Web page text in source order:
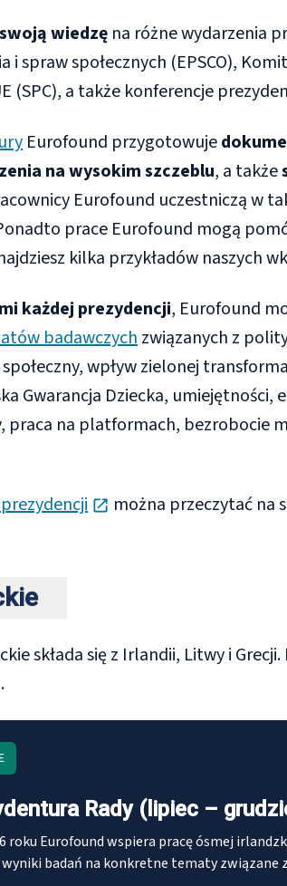
swoją wiedzę na różne wydarzenia
spraw społecznych (EPSCO),
(SPC), a także konferencje
Eurofound przygotowuje
na wysokim szczeblu, a także
Eurofound uczestniczą w
prace Eurofound mogą
kilka przykładów naszych
każdej prezydencji, Eurofound
badawczychzwiązanych z
wpływ zielonej
Gwarancja Dziecka, umiejętności,
na platformach, bezrobocie
opens in new tab
można przeczytać na
składa się z Irlandii, Litwy i
Rady (lipiec –
roku Eurofound wspiera pracę ósmej
wyniki badań na konkretne tematy